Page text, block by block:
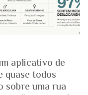
aplicativo de
quase todos
sobre uma rua